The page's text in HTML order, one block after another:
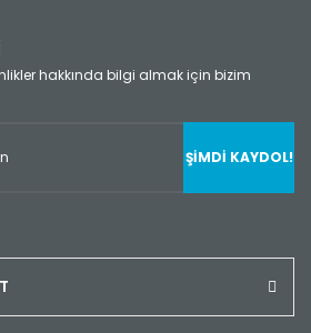
hakkında bilgi almak için bizim
ŞİMDİ KAYDOL!